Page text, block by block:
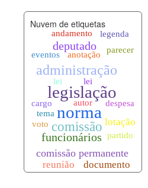
Nuvem de etiquetas